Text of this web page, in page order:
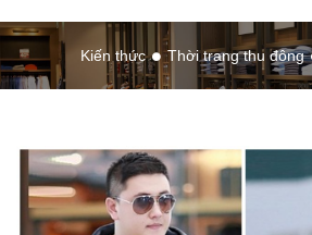
Kiến thức Thời trang thu đông